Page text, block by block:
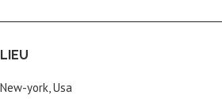
LIEU
New-york, Usa